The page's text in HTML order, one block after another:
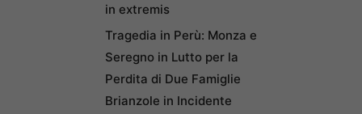
in extremis
Tragedia in Perù: Monza e
Seregno in Lutto per la
Perdita di Due Famiglie
Brianzole in Incidente